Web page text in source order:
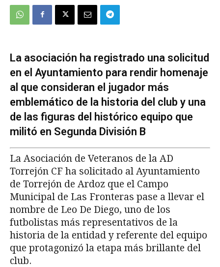
La asociación ha registrado una solicitud
en el Ayuntamiento para rendir homenaje
al que consideran el jugador más
emblemático de la historia del club y una
de las figuras del histórico equipo que
militó en Segunda División B
La Asociación de Veteranos de la AD
Torrejón CF ha solicitado al Ayuntamiento
de Torrejón de Ardoz que el Campo
Municipal de Las Fronteras pase a llevar el
nombre de Leo De Diego, uno de los
futbolistas más representativos de la
historia de la entidad y referente del equipo
que protagonizó la etapa más brillante del
club.